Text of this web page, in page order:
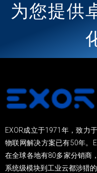
为您提供
EXOR成立于1971年，致力
物联网解决方案已有50年。
在全球各地有80多家分销商
系统级模块到工业云都涉猎的